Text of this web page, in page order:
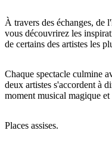
Rechercher:
À travers des échanges, de
vous découvrirez les
de certains des artistes les
Chaque spectacle culmine
deux artistes s'accordent à
moment musical magique et
Places assises.